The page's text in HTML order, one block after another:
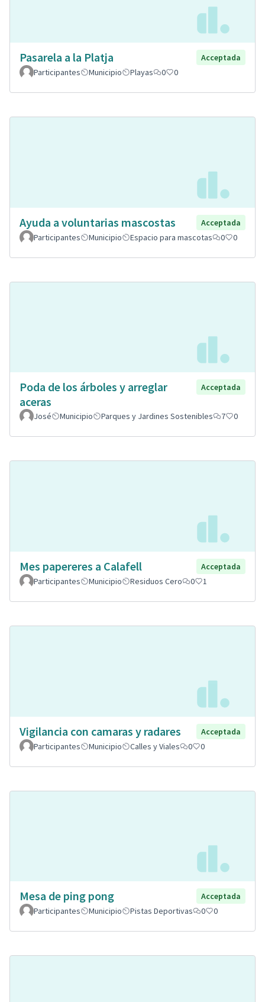
Pasarela a la Platja
Acceptada
Participantes
Municipio Playas 0 0
Ayuda a voluntarias mascostas
Acceptada
Participantes
Municipio Espacio para mascotas 0 0
Poda de los árboles y arreglar
aceras
Acceptada
José Municipio Parques y Jardines Sostenibles 7 0
Mes papereres a Calafell
Acceptada
Participantes
Municipio Residuos Cero 0 1
Vigilancia con camaras y radares
Acceptada
Participantes
Municipio Calles y Viales 0 0
Mesa de ping pong
Acceptada
Participantes
Municipio Pistas Deportivas 0 0